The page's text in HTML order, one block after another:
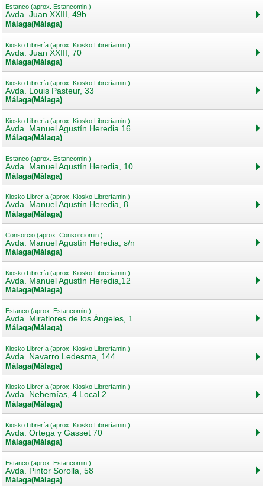
Estanco (aprox. Estancomin.)
Avda. Juan XXIII, 49b
Málaga(Málaga)
Kiosko Librería (aprox. Kiosko Libreríamin.)
Avda. Juan XXIII, 70
Málaga(Málaga)
Kiosko Librería (aprox. Kiosko Libreríamin.)
Avda. Louis Pasteur, 33
Málaga(Málaga)
Kiosko Librería (aprox. Kiosko Libreríamin.)
Avda. Manuel Agustín Heredia 16
Málaga(Málaga)
Estanco (aprox. Estancomin.)
Avda. Manuel Agustín Heredia, 10
Málaga(Málaga)
Kiosko Librería (aprox. Kiosko Libreríamin.)
Avda. Manuel Agustín Heredia, 8
Málaga(Málaga)
Consorcio (aprox. Consorciomin.)
Avda. Manuel Agustín Heredia, s/n
Málaga(Málaga)
Kiosko Librería (aprox. Kiosko Libreríamin.)
Avda. Manuel Agustín Heredia,12
Málaga(Málaga)
Estanco (aprox. Estancomin.)
Avda. Miraflores de los Ángeles, 1
Málaga(Málaga)
Kiosko Librería (aprox. Kiosko Libreríamin.)
Avda. Navarro Ledesma, 144
Málaga(Málaga)
Kiosko Librería (aprox. Kiosko Libreríamin.)
Avda. Nehemías, 4 Local 2
Málaga(Málaga)
Kiosko Librería (aprox. Kiosko Libreríamin.)
Avda. Ortega y Gasset 70
Málaga(Málaga)
Estanco (aprox. Estancomin.)
Avda. Pintor Sorolla, 58
Málaga(Málaga)